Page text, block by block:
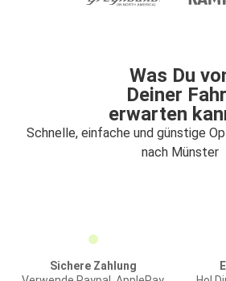
Was Du
Deiner
erwarten
Schnelle, einfache und günstige
nach Münster
Sichere Zahlung